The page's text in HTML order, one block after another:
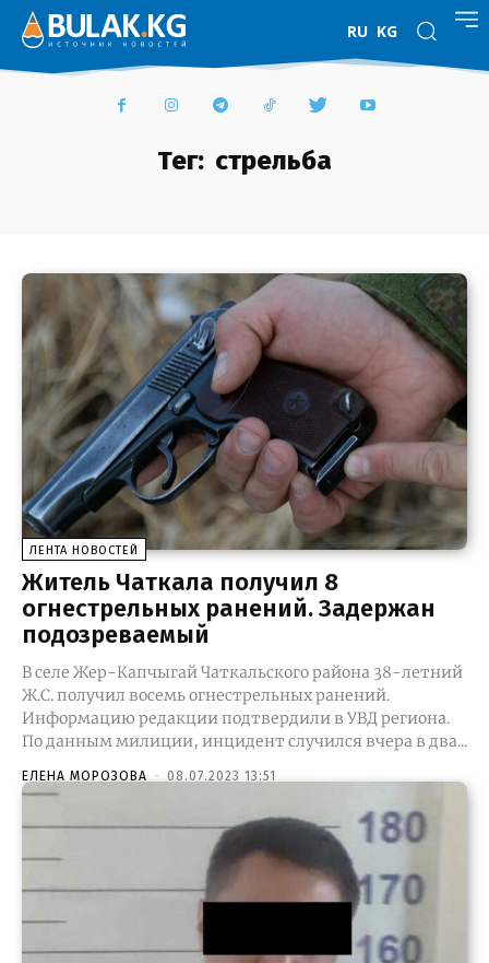
RU KG
Тег: стрельба
ЛЕНТА НОВОСТЕЙ
Житель Чаткала получил 8
огнестрельных ранений. Задержан
подозреваемый
В селе Жер-Капчыгай Чаткальского района 38-летний
Ж.С. получил восемь огнестрельных ранений.
Информацию редакции подтвердили в УВД региона.
По данным милиции, инцидент случился вчера в два...
ЕЛЕНА МОРОЗОВА - 08.07.2023 13:51